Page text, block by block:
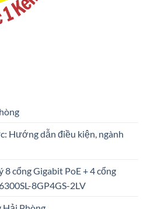
Hướng dẫn điều kiện, ngành
cổng Gigabit PoE + 4 cổng
8GP4GS-2LV